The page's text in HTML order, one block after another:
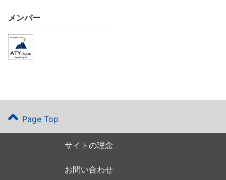
メンバー
Page Top
サイトの理念
お問い合わせ